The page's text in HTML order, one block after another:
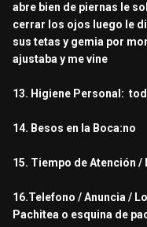
abre bien de piernas le
cerrar los ojos luego le
sus tetas y gemia por
ajustaba y me vine
13. Higiene Personal:
14. Besos en la Boca:no
15. Tiempo de Atención
16.Telefono / Anuncia /
Pachitea o esquina de